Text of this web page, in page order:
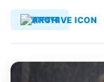
झारखण्ड